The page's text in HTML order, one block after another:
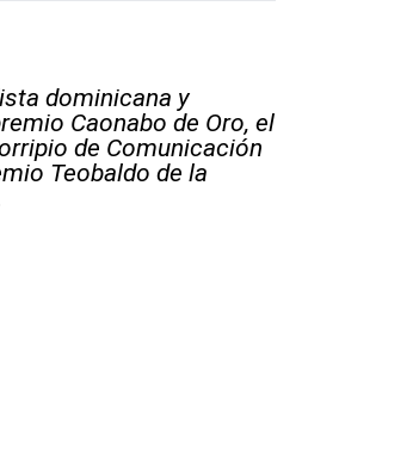
dominicana y
Caonabo de Oro, el
de Comunicación
Teobaldo de la